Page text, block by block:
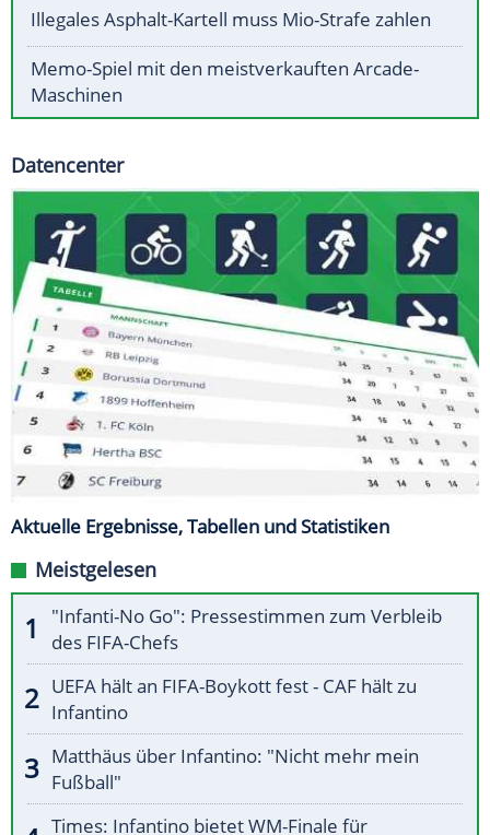
Illegales Asphalt-Kartell muss Mio-Strafe zahlen
Memo-Spiel mit den meistverkauften Arcade-
Maschinen
Datencenter
Aktuelle Ergebnisse, Tabellen und Statistiken
Meistgelesen
"Infanti-No Go": Pressestimmen zum Verbleib
des FIFA-Chefs
UEFA hält an FIFA-Boykott fest - CAF hält zu
Infantino
Matthäus über Infantino: "Nicht mehr mein
Fußball"
Times: Infantino bietet WM-Finale für